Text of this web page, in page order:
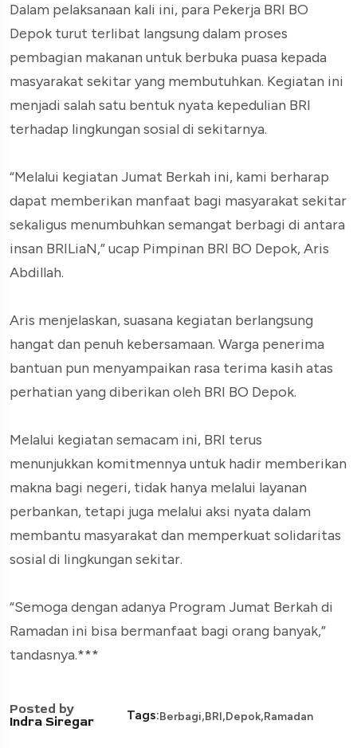
Dalam pelaksanaan kali ini, para Pekerja BRI BO
Depok turut terlibat langsung dalam proses
pembagian makanan untuk berbuka puasa kepada
masyarakat sekitar yang membutuhkan. Kegiatan ini
menjadi salah satu bentuk nyata kepedulian BRI
terhadap lingkungan sosial di sekitarnya.
“Melalui kegiatan Jumat Berkah ini, kami berharap
dapat memberikan manfaat bagi masyarakat sekitar
sekaligus menumbuhkan semangat berbagi di antara
insan BRILiaN,” ucap Pimpinan BRI BO Depok, Aris
Abdillah.
Aris menjelaskan, suasana kegiatan berlangsung
hangat dan penuh kebersamaan. Warga penerima
bantuan pun menyampaikan rasa terima kasih atas
perhatian yang diberikan oleh BRI BO Depok.
Melalui kegiatan semacam ini, BRI terus
menunjukkan komitmennya untuk hadir memberikan
makna bagi negeri, tidak hanya melalui layanan
perbankan, tetapi juga melalui aksi nyata dalam
membantu masyarakat dan memperkuat solidaritas
sosial di lingkungan sekitar.
“Semoga dengan adanya Program Jumat Berkah di
Ramadan ini bisa bermanfaat bagi orang banyak,”
tandasnya.***
Posted by
Indra Siregar
Tags:Berbagi,BRI,Depok,Ramadan